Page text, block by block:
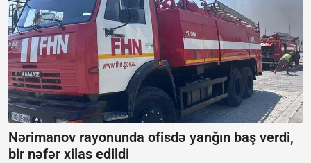
Nərimanov rayonunda ofisdə yanğın baş verdi,
bir nəfər xilas edildi